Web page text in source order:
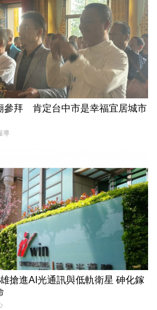
參拜 肯定台中市是幸福宜居城市
導
搶進AI光通訊與低軌衛星 砷化鎵